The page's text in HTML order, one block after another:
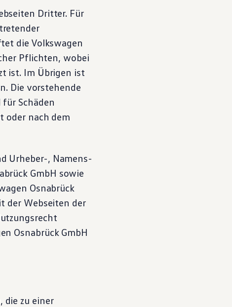
Dritter. Für
die Volkswagen
Pflichten, wobei
ist. Im Übrigen ist
Die vorstehende
Schäden
oder nach dem
Urheber-, Namens-
GmbH sowie
Osnabrück
der Webseiten der
Osnabrück GmbH
die zu einer